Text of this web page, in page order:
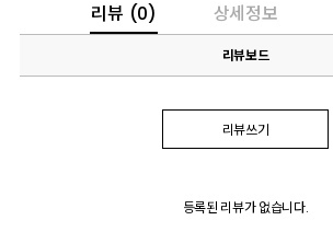
리뷰 (0) 상세정보
리뷰보드
리뷰쓰기
등록된 리뷰가 없습니다.